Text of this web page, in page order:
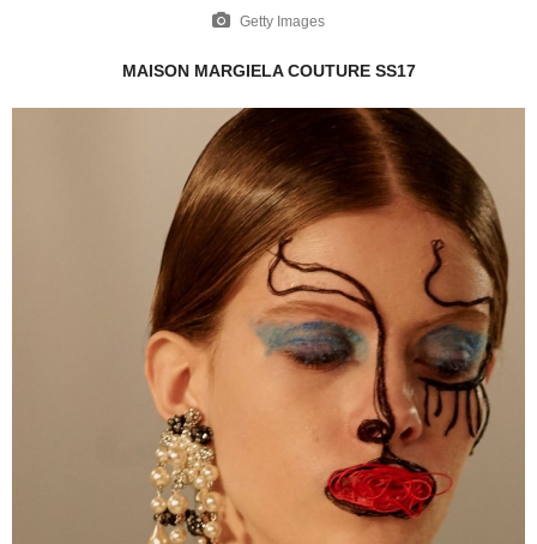
Getty Images
MAISON MARGIELA COUTURE SS17